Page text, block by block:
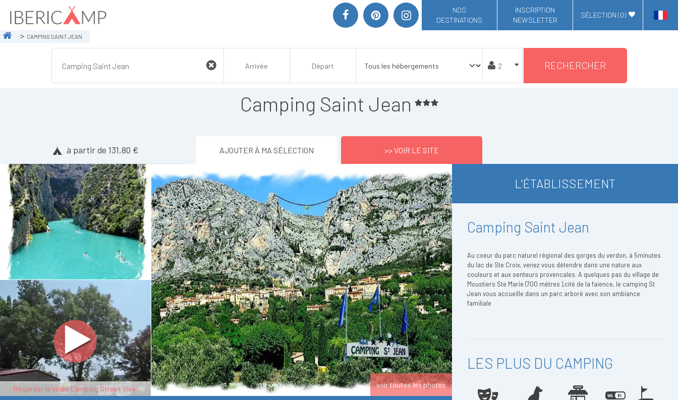
NOS
DESTINATIONS
INSCRIPTION
NEWSLETTER
SÉLECTION (0)
CAMPING SAINT JEAN
RECHERCHER
Camping Saint Jean
à partir de 131,80 € AJOUTER À MA SÉLECTION >> VOIR LE SITE
Regarder la vidéo Camping Street View voir toutes les photos
L'ÉTABLISSEMENT
Camping Saint Jean
Au coeur du parc naturel régional des gorges du verdon, à 5minutes
du lac de Ste Croix, venez vous détendre dans une nature aux
couleurs et aux senteurs provencales. A quelques pas du village de
Moustiers Ste Marie (700 mètres ),cité de la faience, le camping St
Jean vous accueille dans un parc arboré avec son ambiance
familiale
LES PLUS DU CAMPING